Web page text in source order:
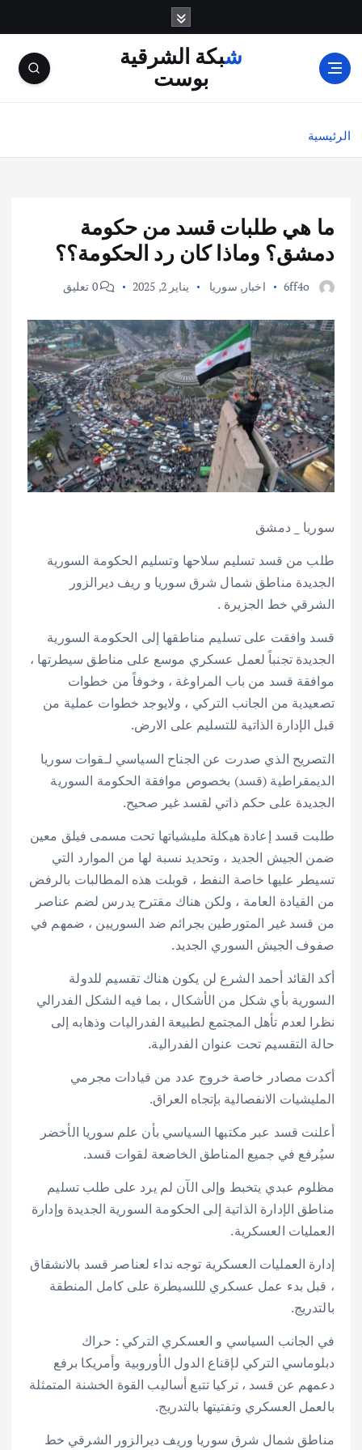
ل
شبكة الشرقية
بوست
الرئيسية
ما هي طلبات قسد من حكومة
دمشق؟ وماذا كان رد الحكومة؟؟
6ff4o اخبار , سوريا يناير 2, 2025 0 تعليق
سوريا _ دمشق
طلب من قسد تسليم سلاحها وتسليم الحكومة السورية
الجديدة مناطق شمال شرق سوريا و ريف ديرالزور
الشرقي خط الجزيرة .
قسد وافقت على تسليم مناطقها إلى الحكومة السورية
الجديدة تجنباً لعمل عسكري موسع على مناطق سيطرتها ،
موافقة قسد من باب المراوغة ، وخوفاً من خطوات
تصعيدية من الجانب التركي ، ولايوجد خطوات عملية من
قبل الإدارة الذاتية للتسليم على الارض.
التصريح الذي صدرت عن الجناح السياسي لـقوات سوريا
الديمقراطية (قسد) بخصوص موافقة الحكومة السورية
الجديدة على حكم ذاتي لقسد غير صحيح.
طلبت قسد إعادة هيكلة مليشياتها تحت مسمى فيلق معين
ضمن الجيش الجديد ، وتحديد نسبة لها من الموارد التي
تسيطر عليها خاصة النفط ، قوبلت هذه المطالبات بالرفض
من القيادة العامة ، ولكن هناك مقترح يدرس لضم عناصر
من قسد غير المتورطين بجرائم ضد السوريين ، ضمهم في
صفوف الجيش السوري الجديد.
أكد القائد أحمد الشرع لن يكون هناك تقسيم للدولة
السورية بأي شكل من الأشكال ، بما فيه الشكل الفدرالي
نظرا لعدم تأهل المجتمع لطبيعة الفدراليات وذهابه إلى
حالة التقسيم تحت عنوان الفدرالية.
أكدت مصادر خاصة خروج عدد من قيادات مجرمي
المليشيات الانفصالية بإتجاه العراق.
أعلنت قسد عبر مكتبها السياسي بأن علم سوريا الأخضر
سيُرفع في جميع المناطق الخاضعة لقوات قسد.
مظلوم عبدي يتخبط وإلى الآن لم يرد على طلب تسليم
مناطق الإدارة الذاتية إلى الحكومة السورية الجديدة وإدارة
العمليات العسكرية.
إدارة العمليات العسكرية توجه نداء لعناصر قسد بالانشقاق
، قبل بدء عمل عسكري لللسيطرة على كامل المنطقة
بالتدريج.
في الجانب السياسي و العسكري التركي : حراك
دبلوماسي التركي لإقناع الدول الأوروبية وأمريكا برفع
دعمهم عن قسد ، تركيا تتبع أساليب القوة الخشنة المتمثلة
بالعمل العسكري وتفتيتها بالتدريج.
مناطق شمال شرق سوريا وريف ديرالزور الشرقي خط